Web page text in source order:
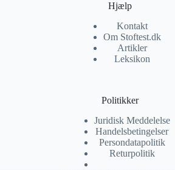
Hjælp
Kontakt
Om Stoftest.dk
Artikler
Leksikon
Politikker
Juridisk Meddelelse
Handelsbetingelser
Persondatapolitik
Returpolitik